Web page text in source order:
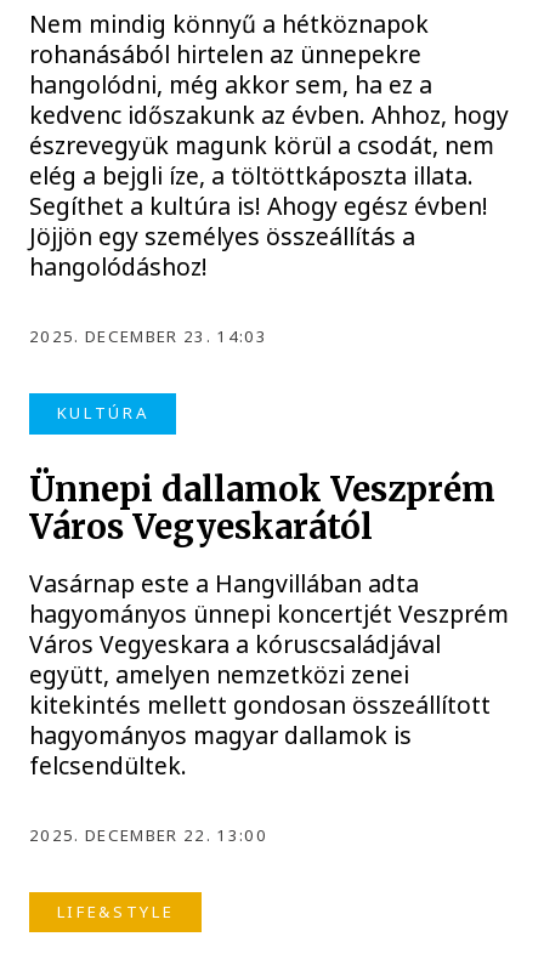
Nem mindig könnyű a hétköznapok
rohanásából hirtelen az ünnepekre
hangolódni, még akkor sem, ha ez a
kedvenc időszakunk az évben. Ahhoz, hogy
észrevegyük magunk körül a csodát, nem
elég a bejgli íze, a töltöttkáposzta illata.
Segíthet a kultúra is! Ahogy egész évben!
Jöjjön egy személyes összeállítás a
hangolódáshoz!
2025. DECEMBER 23. 14:03
KULTÚRA
Ünnepi dallamok Veszprém
Város Vegyeskarától
Vasárnap este a Hangvillában adta
hagyományos ünnepi koncertjét Veszprém
Város Vegyeskara a kóruscsaládjával
együtt, amelyen nemzetközi zenei
kitekintés mellett gondosan összeállított
hagyományos magyar dallamok is
felcsendültek.
2025. DECEMBER 22. 13:00
LIFE&STYLE